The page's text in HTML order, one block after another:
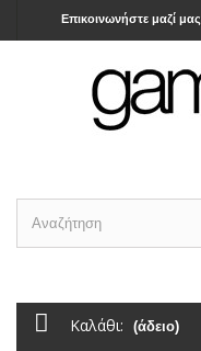
Επικοινωνήστε μαζί μας
Καλάθι: (άδειο)